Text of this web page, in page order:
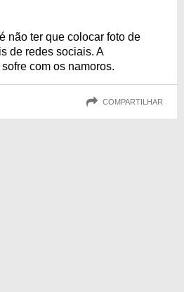
não ter que colocar foto de
de redes sociais. A
com os namoros.
COMPARTILHAR